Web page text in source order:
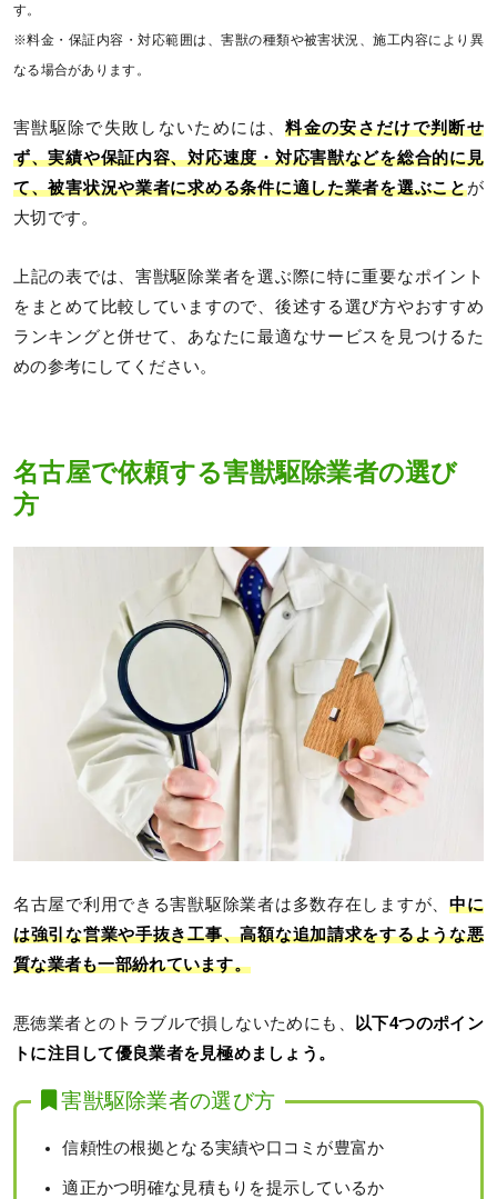
す。
※料金・保証内容・対応範囲は、害獣の種類や被害状況、施工内容により異
なる場合があります。
害獣駆除で失敗しないためには、料金の安さだけで判断せ
ず、実績や保証内容、対応速度・対応害獣などを総合的に見
て、被害状況や業者に求める条件に適した業者を選ぶことが
大切です。
上記の表では、害獣駆除業者を選ぶ際に特に重要なポイント
をまとめて比較していますので、後述する選び方やおすすめ
ランキングと併せて、あなたに最適なサービスを見つけるた
めの参考にしてください。
名古屋で依頼する害獣駆除業者の選び
方
名古屋で利用できる害獣駆除業者は多数存在しますが、 中に
は強引な営業や手抜き工事、高額な追加請求をするような悪
質な業者も一部紛れています。
悪徳業者とのトラブルで損しないためにも、
以下4つのポイン
トに注目して優良業者を見極めましょう。
害獣駆除業者の選び方
信頼性の根拠となる実績や口コミが豊富か
適正かつ明確な見積もりを提示しているか